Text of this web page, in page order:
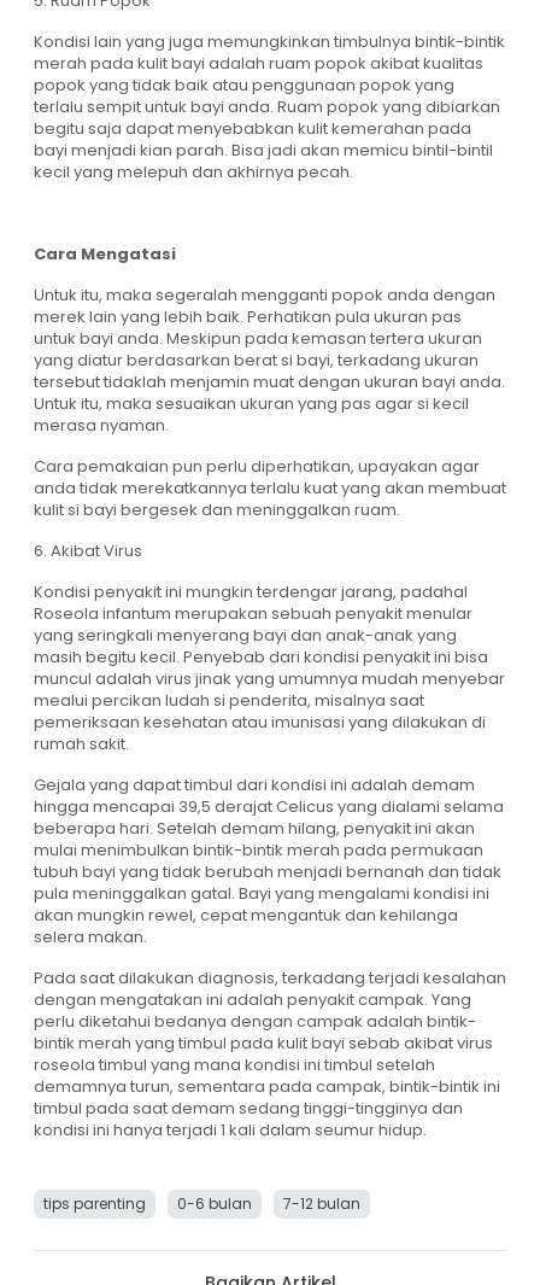
Kondisi lain yang juga memungkinkan timbulnya bintik-bintik
merah pada kulit bayi adalah ruam popok akibat kualitas
popok yang tidak baik atau penggunaan popok yang
terlalu sempit untuk bayi anda. Ruam popok yang dibiarkan
begitu saja dapat menyebabkan kulit kemerahan pada
bayi menjadi kian parah. Bisa jadi akan memicu bintil-bintil
kecil yang melepuh dan akhirnya pecah.
Cara Mengatasi
Untuk itu, maka segeralah mengganti popok anda dengan
merek lain yang lebih baik. Perhatikan pula ukuran pas
untuk bayi anda. Meskipun pada kemasan tertera ukuran
yang diatur berdasarkan berat si bayi, terkadang ukuran
tersebut tidaklah menjamin muat dengan ukuran bayi anda.
Untuk itu, maka sesuaikan ukuran yang pas agar si kecil
merasa nyaman.
Cara pemakaian pun perlu diperhatikan, upayakan agar
anda tidak merekatkannya terlalu kuat yang akan membuat
kulit si bayi bergesek dan meninggalkan ruam.
6. Akibat Virus
Kondisi penyakit ini mungkin terdengar jarang, padahal
Roseola infantum merupakan sebuah penyakit menular
yang seringkali menyerang bayi dan anak-anak yang
masih begitu kecil. Penyebab dari kondisi penyakit ini bisa
muncul adalah virus jinak yang umumnya mudah menyebar
mealui percikan ludah si penderita, misalnya saat
pemeriksaan kesehatan atau imunisasi yang dilakukan di
rumah sakit.
Gejala yang dapat timbul dari kondisi ini adalah demam
hingga mencapai 39,5 derajat Celicus yang dialami selama
beberapa hari. Setelah demam hilang, penyakit ini akan
mulai menimbulkan bintik-bintik merah pada permukaan
tubuh bayi yang tidak berubah menjadi bernanah dan tidak
pula meninggalkan gatal. Bayi yang mengalami kondisi ini
akan mungkin rewel, cepat mengantuk dan kehilanga
selera makan.
Pada saat dilakukan diagnosis, terkadang terjadi kesalahan
dengan mengatakan ini adalah penyakit campak. Yang
perlu diketahui bedanya dengan campak adalah bintik-
bintik merah yang timbul pada kulit bayi sebab akibat virus
roseola timbul yang mana kondisi ini timbul setelah
demamnya turun, sementara pada campak, bintik-bintik ini
timbul pada saat demam sedang tinggi-tingginya dan
kondisi ini hanya terjadi 1 kali dalam seumur hidup.
tips parenting 0-6 bulan 7-12 bulan